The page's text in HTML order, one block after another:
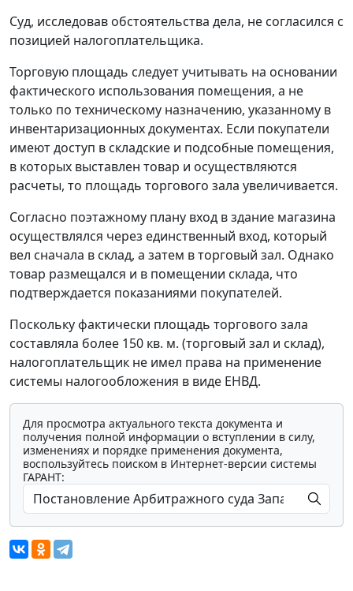
Суд, исследовав обстоятельства дела, не согласился с
позицией налогоплательщика.
Торговую площадь следует учитывать на основании
фактического использования помещения, а не
только по техническому назначению, указанному в
инвентаризационных документах. Если покупатели
имеют доступ в складские и подсобные помещения,
в которых выставлен товар и осуществляются
расчеты, то площадь торгового зала увеличивается.
Согласно поэтажному плану вход в здание магазина
осуществлялся через единственный вход, который
вел сначала в склад, а затем в торговый зал. Однако
товар размещался и в помещении склада, что
подтверждается показаниями покупателей.
Поскольку фактически площадь торгового зала
составляла более 150 кв. м. (торговый зал и склад),
налогоплательщик не имел права на применение
системы налогообложения в виде ЕНВД.
Для просмотра актуального текста документа и
получения полной информации о вступлении в силу,
изменениях и порядке применения документа,
воспользуйтесь поиском в Интернет-версии системы
ГАРАНТ: